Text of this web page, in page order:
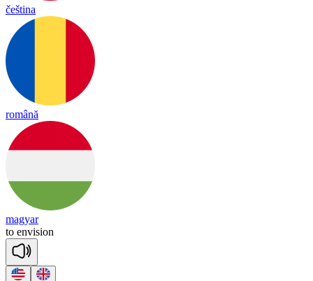
čeština
română
magyar
to envision